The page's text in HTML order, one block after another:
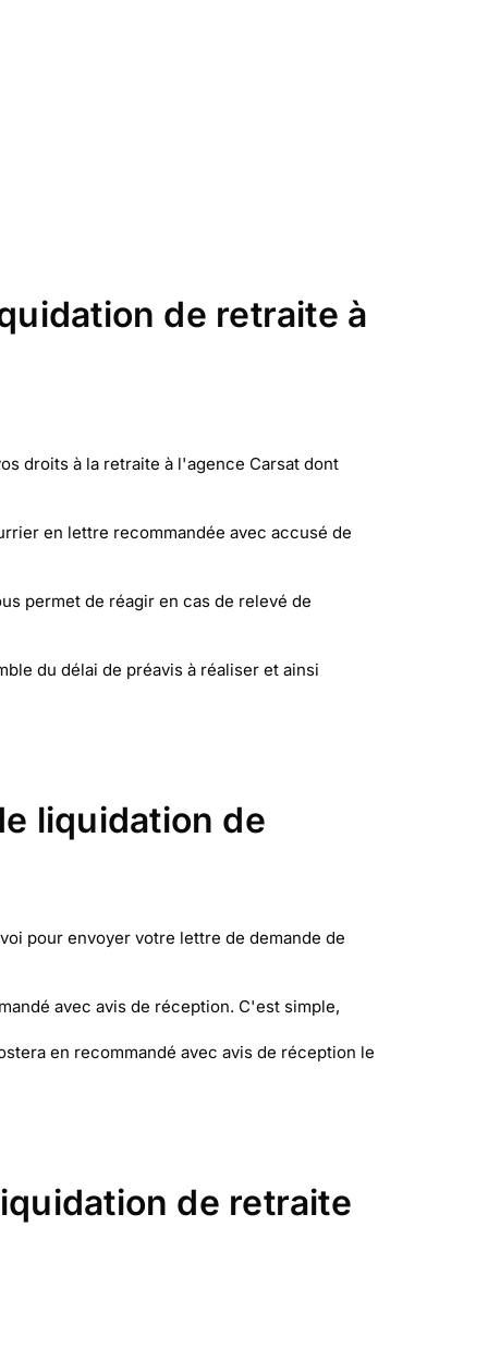
de retraite à
droits à la retraite à l'agence Carsat dont
en lettre recommandée avec accusé de
permet de réagir en cas de relevé de
du délai de préavis à réaliser et ainsi
liquidation de
pour envoyer votre lettre de demande de
avec avis de réception. C'est simple,
en recommandé avec avis de réception le
de retraite